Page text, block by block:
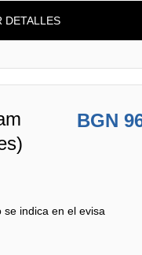
DETALLES
BGN
indica en el evisa